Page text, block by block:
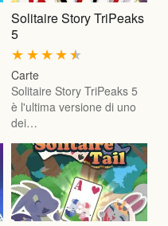
Solitaire Story TriPeaks
5
★
★
★
★
★
Carte
Solitaire Story TriPeaks 5
è l'ultima versione di uno
dei…